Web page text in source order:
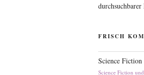
FRISCH
Science
Science Fiction und